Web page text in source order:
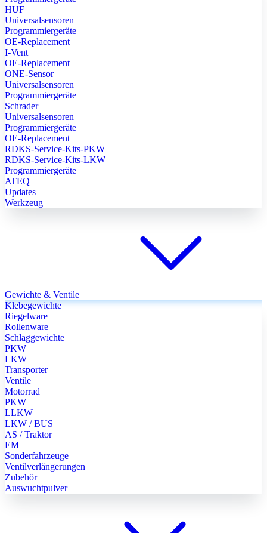
HUF
Universalsensoren
Programmiergeräte
OE-Replacement
I-Vent
OE-Replacement
ONE-Sensor
Universalsensoren
Programmiergeräte
Schrader
Universalsensoren
Programmiergeräte
OE-Replacement
RDKS-Service-Kits-PKW
RDKS-Service-Kits-LKW
Programmiergeräte
ATEQ
Updates
Werkzeug
Gewichte & Ventile
Klebegewichte
Riegelware
Rollenware
Schlaggewichte
PKW
LKW
Transporter
Ventile
Motorrad
PKW
LLKW
LKW / BUS
AS / Traktor
EM
Sonderfahrzeuge
Ventilverlängerungen
Zubehör
Auswuchtpulver